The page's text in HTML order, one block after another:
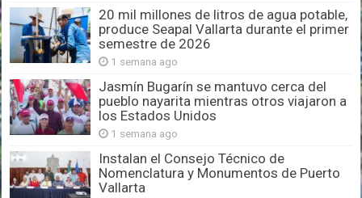
20 mil millones de litros de agua potable,
produce Seapal Vallarta durante el primer
semestre de 2026
1 semana ago
Jasmín Bugarín se mantuvo cerca del
pueblo nayarita mientras otros viajaron a
los Estados Unidos
1 semana ago
Instalan el Consejo Técnico de
Nomenclatura y Monumentos de Puerto
Vallarta